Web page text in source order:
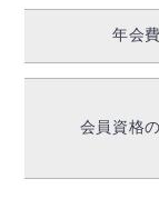
年会費
会員資格